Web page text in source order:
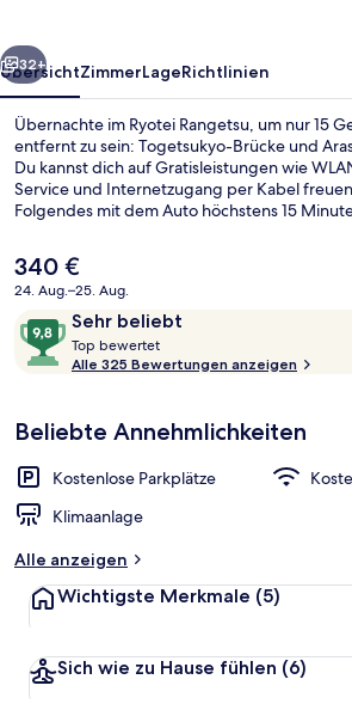
Weiter
32+
ÜbersichtZimmerLageRichtlinien
Übernachte im Ryotei Rangetsu, um nur 15
entfernt zu sein: Togetsukyo-Brücke und
Du kannst dich auf Gratisleistungen wie
Service und Internetzugang per Kabel
Folgendes mit dem Auto höchstens 15
hilfsbereite Personal. Die öffentlichen
kurzen Fußmarsch entfernt: Zur Bahnhof
12 Minuten und zur Bahnhof Torokko
Der
aktuelle
beträgt
340 €.
340 €
24. Aug.–25. Aug.
Bewertungen
Sehr beliebt
9,8
von
10,
beliebt
Top bewertet
o
b
w
e
t
Alle 325 Bewertungen anzeigen
Beliebte Annehmlichkeiten
Kostenlose Parkplätze
Klimaanlage
Alle anzeigen
Wichtigste Merkmale (5)
Sich wie zu Hause fühlen (6)